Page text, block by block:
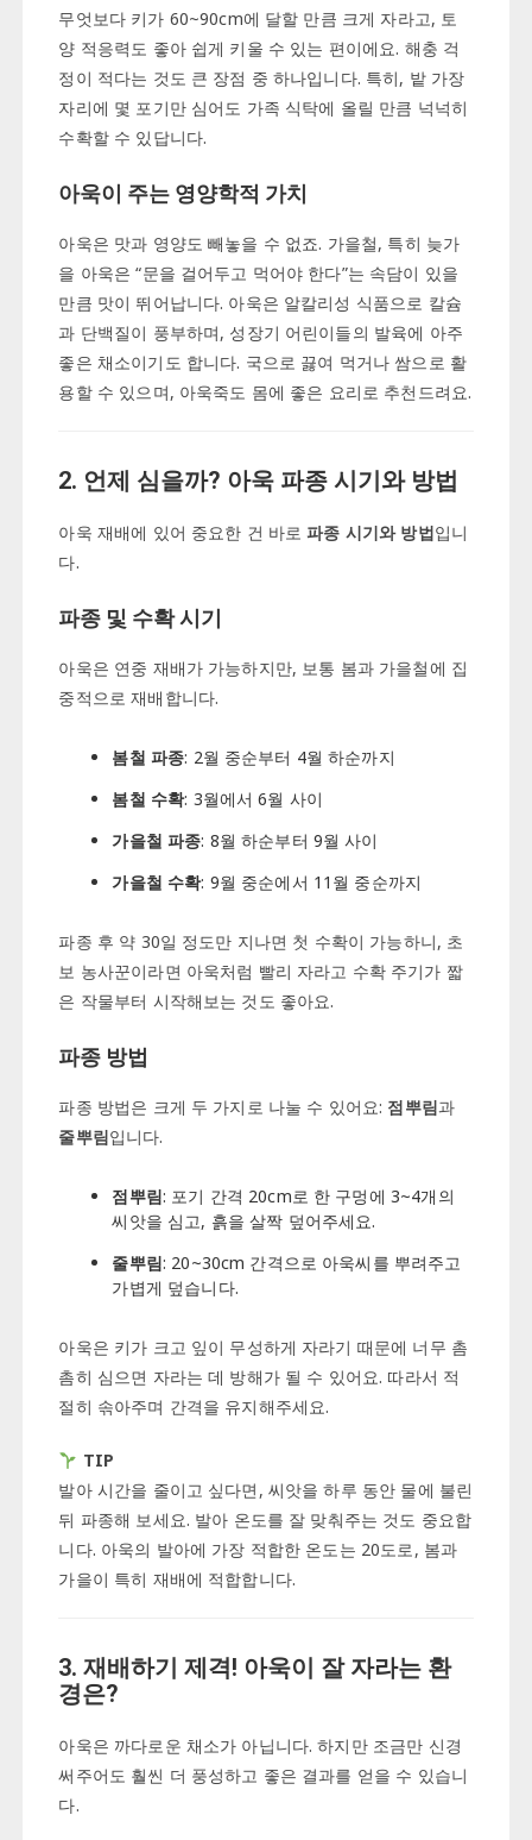
무엇보다 키가 60~90cm에 달할 만큼 크게 자라고, 토
양 적응력도 좋아 쉽게 키울 수 있는 편이에요. 해충 걱
정이 적다는 것도 큰 장점 중 하나입니다. 특히, 밭 가장
자리에 몇 포기만 심어도 가족 식탁에 올릴 만큼 넉넉히
수확할 수 있답니다.
아욱이 주는 영양학적 가치
아욱은 맛과 영양도 빼놓을 수 없죠. 가을철, 특히 늦가
을 아욱은 “문을 걸어두고 먹어야 한다”는 속담이 있을
만큼 맛이 뛰어납니다. 아욱은 알칼리성 식품으로 칼슘
과 단백질이 풍부하며, 성장기 어린이들의 발육에 아주
좋은 채소이기도 합니다. 국으로 끓여 먹거나 쌈으로 활
용할 수 있으며, 아욱죽도 몸에 좋은 요리로 추천드려요.
2. 언제 심을까? 아욱 파종 시기와 방법
아욱 재배에 있어 중요한 건 바로 파종 시기와 방법입니
다.
파종 및 수확 시기
아욱은 연중 재배가 가능하지만, 보통 봄과 가을철에 집
중적으로 재배합니다.
봄철 파종: 2월 중순부터 4월 하순까지
봄철 수확: 3월에서 6월 사이
가을철 파종: 8월 하순부터 9월 사이
가을철 수확: 9월 중순에서 11월 중순까지
파종 후 약 30일 정도만 지나면 첫 수확이 가능하니, 초
보 농사꾼이라면 아욱처럼 빨리 자라고 수확 주기가 짧
은 작물부터 시작해보는 것도 좋아요.
파종 방법
파종 방법은 크게 두 가지로 나눌 수 있어요: 점뿌림과
줄뿌림입니다.
점뿌림: 포기 간격 20cm로 한 구멍에 3~4개의
씨앗을 심고, 흙을 살짝 덮어주세요.
줄뿌림: 20~30cm 간격으로 아욱씨를 뿌려주고
가볍게 덮습니다.
아욱은 키가 크고 잎이 무성하게 자라기 때문에 너무 촘
촘히 심으면 자라는 데 방해가 될 수 있어요. 따라서 적
절히 솎아주며 간격을 유지해주세요.
TIP
발아 시간을 줄이고 싶다면, 씨앗을 하루 동안 물에 불린
뒤 파종해 보세요. 발아 온도를 잘 맞춰주는 것도 중요합
니다. 아욱의 발아에 가장 적합한 온도는 20도로, 봄과
가을이 특히 재배에 적합합니다.
3. 재배하기 제격! 아욱이 잘 자라는 환
경은?
아욱은 까다로운 채소가 아닙니다. 하지만 조금만 신경
써주어도 훨씬 더 풍성하고 좋은 결과를 얻을 수 있습니
다.